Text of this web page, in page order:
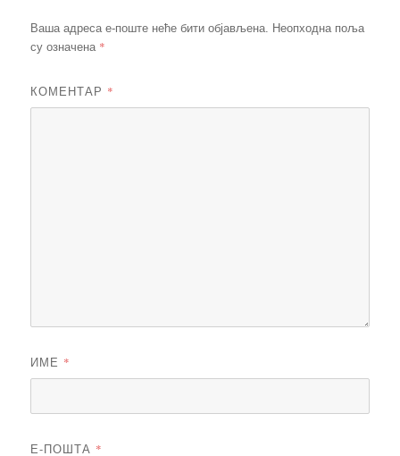
Ваша адреса е-поште неће бити објављена. Неопходна поља
су означена *
КОМЕНТАР *
ИМЕ *
Е-ПОШТА *